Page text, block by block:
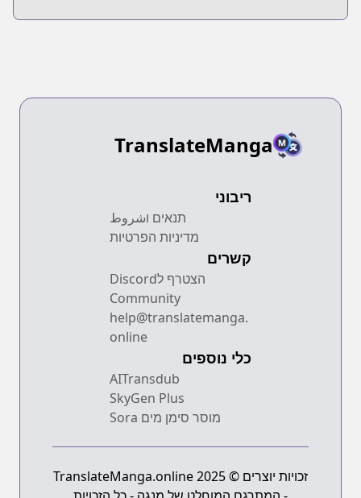
TranslateManga
ריבוני
תנאים וشروط
מדיניות הפרטיות
קשרים
הצטרף לDiscord
Community
help@translatemanga.
online
כלי נוספים
AITransdub
SkyGen Plus
מוסר סימן מים Sora
זכויות יוצרים © 2025 TranslateManga.online